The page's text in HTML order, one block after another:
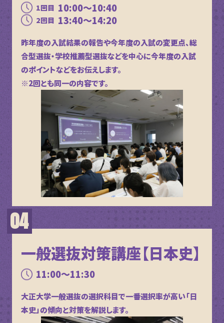
1回目 10:00～10:40
2回目 13:40～14:20
昨年度の入試結果の報告や今年度の入試の変更点、総
合型選抜・学校推薦型選抜などを中心に今年度の入試
のポイントなどをお伝えします。
※2回とも同一の内容です。
一般選抜対策講座【日本史】
11:00～11:30
大正大学一般選抜の選択科目で一番選択率が高い「日
本史」の傾向と対策を解説します。